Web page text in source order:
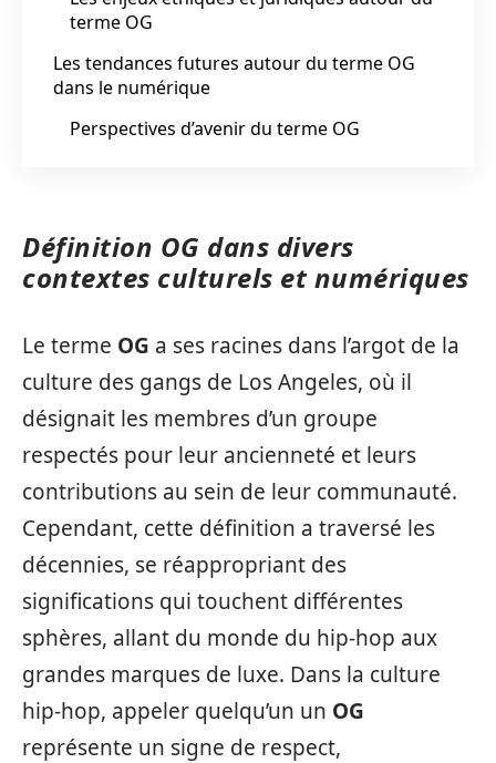
terme OG
Les tendances futures autour du terme OG
dans le numérique
Perspectives d’avenir du terme OG
Définition OG dans divers
contextes culturels et numériques
Le terme OG a ses racines dans l’argot de la
culture des gangs de Los Angeles, où il
désignait les membres d’un groupe
respectés pour leur ancienneté et leurs
contributions au sein de leur communauté.
Cependant, cette définition a traversé les
décennies, se réappropriant des
significations qui touchent différentes
sphères, allant du monde du hip-hop aux
grandes marques de luxe. Dans la culture
hip-hop, appeler quelqu’un un OG
représente un signe de respect,